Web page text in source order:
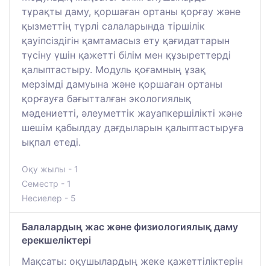
тұрақты даму, қоршаған ортаны қорғау және
қызметтің түрлі салаларында тіршілік
қауіпсіздігін қамтамасыз ету қағидаттарын
түсіну үшін қажетті білім мен құзыреттерді
қалыптастыру. Модуль қоғамның ұзақ
мерзімді дамуына және қоршаған ортаны
қорғауға бағытталған экологиялық
мәдениетті, әлеуметтік жауапкершілікті және
шешім қабылдау дағдыларын қалыптастыруға
ықпал етеді.
Оқу жылы - 1
Семестр - 1
Несиелер - 5
Балалардың жас және физиологиялық даму
ерекшеліктері
Мақсаты: оқушылардың жеке қажеттіліктерін